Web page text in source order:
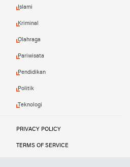
Islami
Kriminal
Olahraga
Pariwisata
Pendidikan
Politik
Teknologi
PRIVACY POLICY
TERMS OF SERVICE